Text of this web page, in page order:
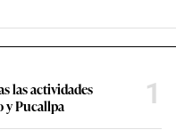
las actividades
y Pucallpa
1